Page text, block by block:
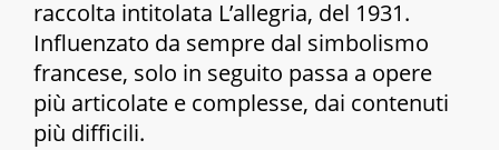
raccolta intitolata L’allegria, del 1931.
Influenzato da sempre dal simbolismo
francese, solo in seguito passa a opere
più articolate e complesse, dai contenuti
più difficili.